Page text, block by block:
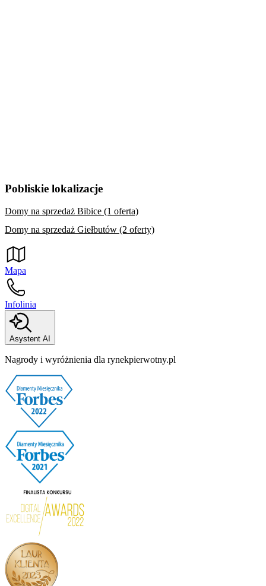
Pobliskie lokalizacje
Domy na sprzedaż Bibice (1 oferta)
Domy na sprzedaż Giełbutów (2 oferty)
Mapa
Infolinia
Asystent AI
Nagrody i wyróżnienia dla rynekpierwotny.pl